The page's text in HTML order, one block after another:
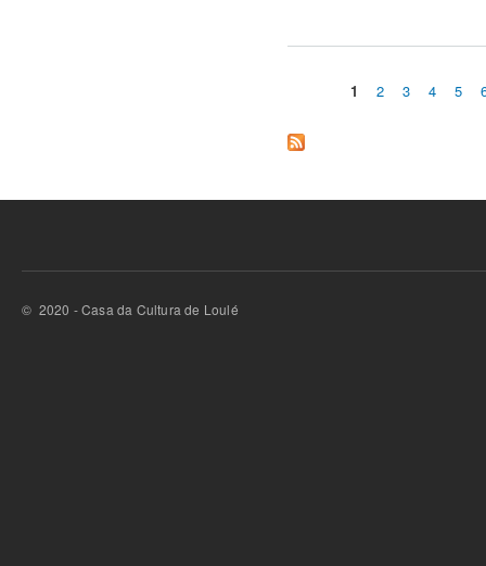
Páginas
1 2 3 4 5
© 2020 - Casa da Cultura de Loulé